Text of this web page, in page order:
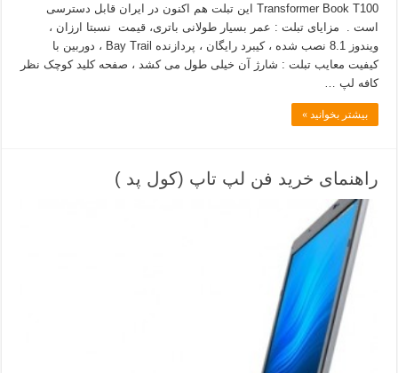
Transformer Book T100 این تبلت هم اکنون در ایران قابل دسترسی
است . مزایای تبلت : عمر بسیار طولانی باتری، قیمت نسبتا ارزان ،
ویندوز 8.1 نصب شده ، کیبرد رایگان ، پردازنده Bay Trail ، دوربین با
کیفیت معایب تبلت : شارژ آن خیلی طول می کشد ، صفحه کلید کوچک نظر
کافه لپ …
بیشتر بخوانید »
راهنمای خرید فن لپ تاپ (کول پد )